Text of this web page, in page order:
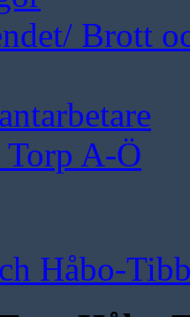
Brott
Torp A-Ö
Håbo-